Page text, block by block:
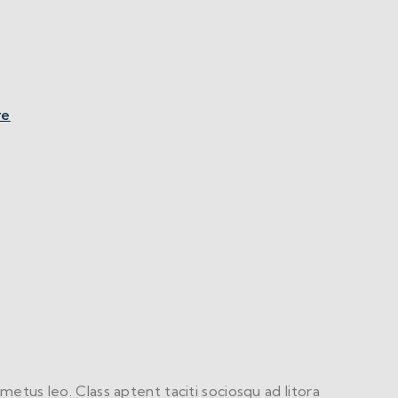
leo. Class aptent taciti sociosqu ad litora